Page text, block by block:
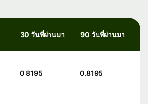
30 วันที่ผ่านมา 90 วันที่ผ่านมา
0.8195 0.8195